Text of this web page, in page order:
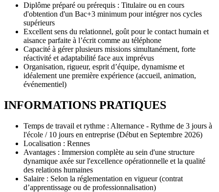
Diplôme préparé ou prérequis : Titulaire ou en cours
d'obtention d'un Bac+3 minimum pour intégrer nos cycles
supérieurs
Excellent sens du relationnel, goût pour le contact humain et
aisance parfaite à l’écrit comme au téléphone
Capacité à gérer plusieurs missions simultanément, forte
réactivité et adaptabilité face aux imprévus
Organisation, rigueur, esprit d’équipe, dynamisme et
idéalement une première expérience (accueil, animation,
événementiel)
INFORMATIONS PRATIQUES
Temps de travail et rythme : Alternance - Rythme de 3 jours à
l'école / 10 jours en entreprise (Début en Septembre 2026)
Localisation : Rennes
Avantages : Immersion complète au sein d'une structure
dynamique axée sur l'excellence opérationnelle et la qualité
des relations humaines
Salaire : Selon la réglementation en vigueur (contrat
d’apprentissage ou de professionnalisation)